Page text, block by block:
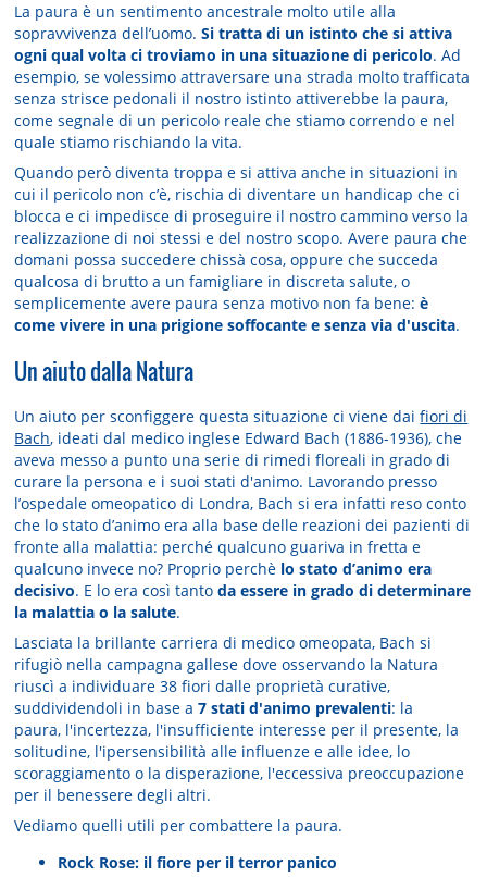
La paura è un sentimento ancestrale molto utile alla
sopravvivenza dell’uomo.Si tratta di un istinto che si attiva
ogni qual volta ci troviamo in una situazione di pericolo. Ad
esempio, se volessimo attraversare una strada molto trafficata
senza strisce pedonali il nostro istinto attiverebbe la paura,
come segnale di un pericolo reale che stiamo correndo e nel
quale stiamo rischiando la vita.
Quando però diventa troppa e si attiva anche in situazioni in
cui il pericolo non c’è, rischia di diventare un handicap che ci
blocca e ci impedisce di proseguire il nostro cammino verso la
realizzazione di noi stessi e del nostro scopo. Avere paura che
domani possa succedere chissà cosa, oppure che succeda
qualcosa di brutto a un famigliare in discreta salute, o
semplicemente avere paura senza motivo non fa bene:è
come vivere in una prigione soffocante e senza via d'uscita.
Un aiuto dalla Natura
Un aiuto per sconfiggere questa situazione ci viene daifiori di
Bach, ideati dal medico inglese Edward Bach (1886-1936), che
aveva messo a punto una serie di rimedi floreali in grado di
curare la persona e i suoi stati d'animo. Lavorando presso
l’ospedale omeopatico di Londra, Bach si era infatti reso conto
che lo stato d’animo era alla base delle reazioni dei pazienti di
fronte alla malattia: perché qualcuno guariva in fretta e
qualcuno invece no? Proprio perchè lo stato d’animo era
decisivo. E lo era così tantoda essere in grado di determinare
la malattia o la salute.
Lasciata la brillante carriera di medico omeopata, Bach si
rifugiò nella campagna gallese dove osservando la Natura
riuscì a individuare 38 fiori dalle proprietà curative,
suddividendoli in base a7 stati d'animo prevalenti: la
paura, l'incertezza, l'insufficiente interesse per il presente, la
solitudine, l'ipersensibilità alle influenze e alle idee, lo
scoraggiamento o la disperazione, l'eccessiva preoccupazione
per il benessere degli altri.
Vediamo quelli utili per combattere la paura.
Rock Rose: il fiore per il terror panico